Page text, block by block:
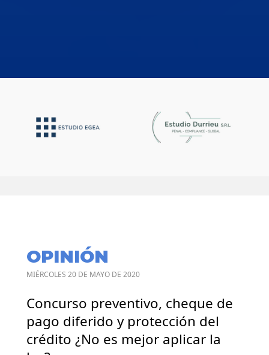
OPINIÓN
MIÉRCOLES 20 DE MAYO DE 2020
Concurso preventivo, cheque de
pago diferido y protección del
crédito ¿No es mejor aplicar la